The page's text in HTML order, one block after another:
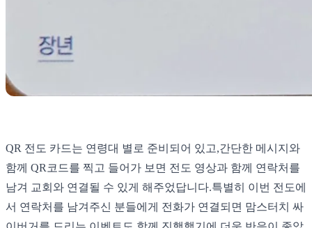
QR 전도 카드는 연령대 별로 준비되어 있고, ​ 간단한 메시지와
함께 QR코드를 찍고 들어가 보면 전도 영상과 함께 연락처를
남겨 교회와 연결될 수 있게 해주었답니다. ​ 특별히 이번 전도에
서 연락처를 남겨주신 분들에게 전화가 연결되면 맘스터치 싸